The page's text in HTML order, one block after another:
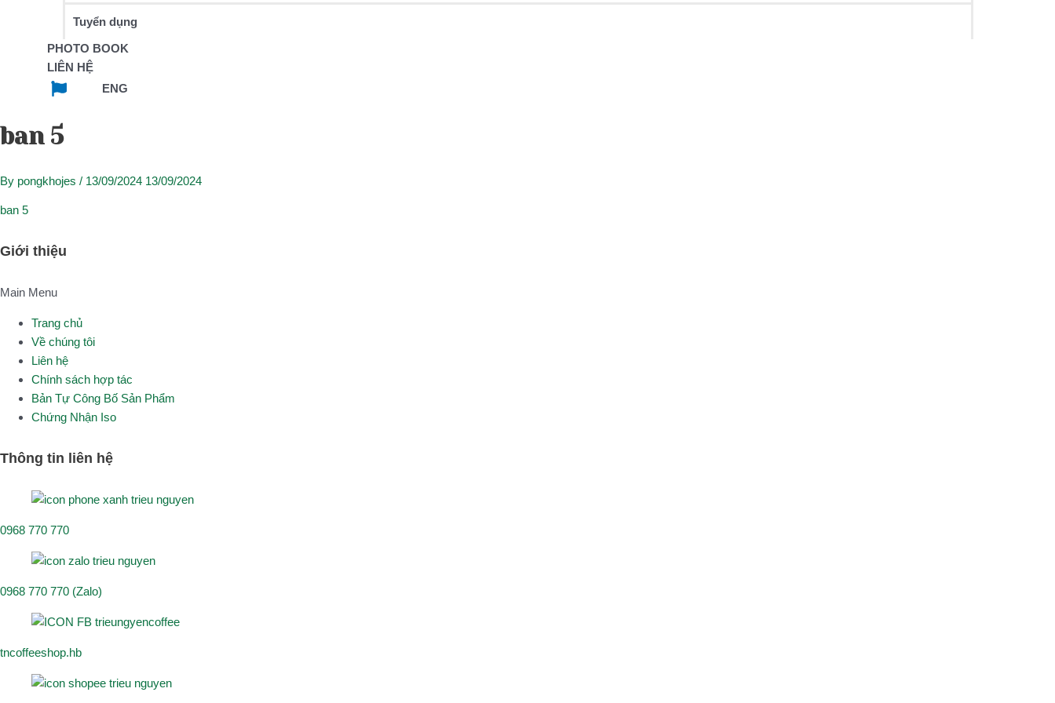
Tuyển dụng
PHOTO BOOK
LIÊN HỆ
ENG
ban 5
By pongkhojes / 13/09/2024 13/09/2024
ban 5
Giới thiệu
Main Menu
Trang chủ
Về chúng tôi
Liên hệ
Chính sách hợp tác
Bản Tự Công Bố Sản Phẩm
Chứng Nhận Iso
Thông tin liên hệ
0968 770 770
0968 770 770 (Zalo)
tncoffeeshop.hb